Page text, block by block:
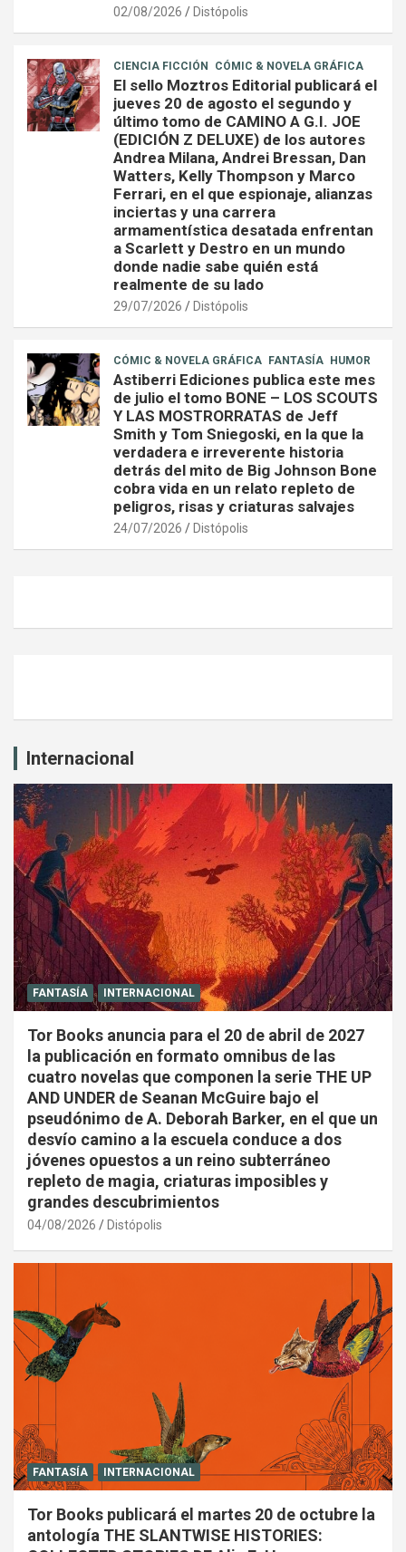
02/08/2026 Distópolis
CIENCIA FICCIÓN CÓMIC & NOVELA GRÁFICA
El sello Moztros Editorial publicará el
jueves 20 de agosto el segundo y
último tomo de CAMINO A G.I. JOE
(EDICIÓN Z DELUXE) de los autores
Andrea Milana, Andrei Bressan, Dan
Watters, Kelly Thompson y Marco
Ferrari, en el que espionaje, alianzas
inciertas y una carrera
armamentística desatada enfrentan
a Scarlett y Destro en un mundo
donde nadie sabe quién está
realmente de su lado
29/07/2026 Distópolis
CÓMIC & NOVELA GRÁFICA FANTASÍA HUMOR
Astiberri Ediciones publica este mes
de julio el tomo BONE – LOS SCOUTS
Y LAS MOSTRORRATAS de Jeff
Smith y Tom Sniegoski, en la que la
verdadera e irreverente historia
detrás del mito de Big Johnson Bone
cobra vida en un relato repleto de
peligros, risas y criaturas salvajes
24/07/2026 Distópolis
Internacional
FANTASÍA INTERNACIONAL
Tor Books anuncia para el 20 de abril de 2027
la publicación en formato omnibus de las
cuatro novelas que componen la serie THE UP
AND UNDER de Seanan McGuire bajo el
pseudónimo de A. Deborah Barker, en el que un
desvío camino a la escuela conduce a dos
jóvenes opuestos a un reino subterráneo
repleto de magia, criaturas imposibles y
grandes descubrimientos
04/08/2026 Distópolis
FANTASÍA INTERNACIONAL
Tor Books publicará el martes 20 de octubre la
antología THE SLANTWISE HISTORIES: